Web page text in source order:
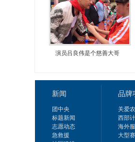
演员吕良伟是个慈善大哥
新闻
团中央
标题新闻
志愿动态
急救援
品牌
关爱
西部
海外
大型